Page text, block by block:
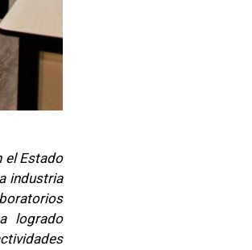
el Estado
industria
logrado